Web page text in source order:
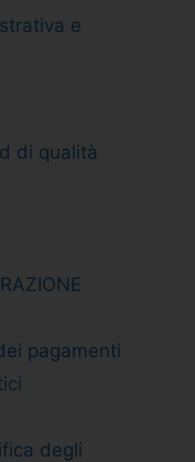
e
di qualità
pagamenti
degli